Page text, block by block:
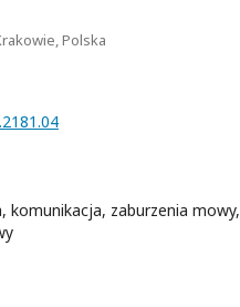
Polska
komunikacja, zaburzenia mowy,